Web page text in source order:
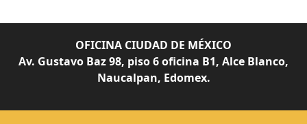
OFICINA CIUDAD DE MÉXICO
Av. Gustavo Baz 98, piso 6 oficina B1, Alce Blanco,
Naucalpan, Edomex.